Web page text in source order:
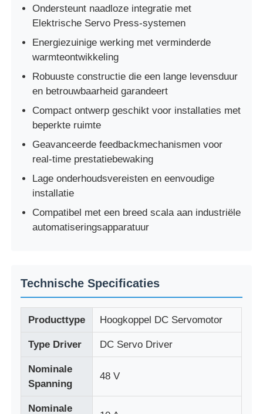
Thuis
Producten
Fabrieksreis
Contacteer ons
Vraag een offerte aan
variabele frequentie aandrijving
Programmeerbare logische controller
Ondersteunt naadloze integratie met
Elektrische Servo Press-systemen
Energiezuinige werking met verminderde
warmteontwikkeling
Robuuste constructie die een lange levensduur
en betrouwbaarheid garandeert
Compact ontwerp geschikt voor installaties met
beperkte ruimte
Geavanceerde feedbackmechanismen voor
real-time prestatiebewaking
Lage onderhoudsvereisten en eenvoudige
installatie
Compatibel met een breed scala aan industriële
automatiseringsapparatuur
Technische Specificaties
Producttype Hoogkoppel DC Servomotor
Type Driver DC Servo Driver
Nominale
Spanning
48 V
Nominale